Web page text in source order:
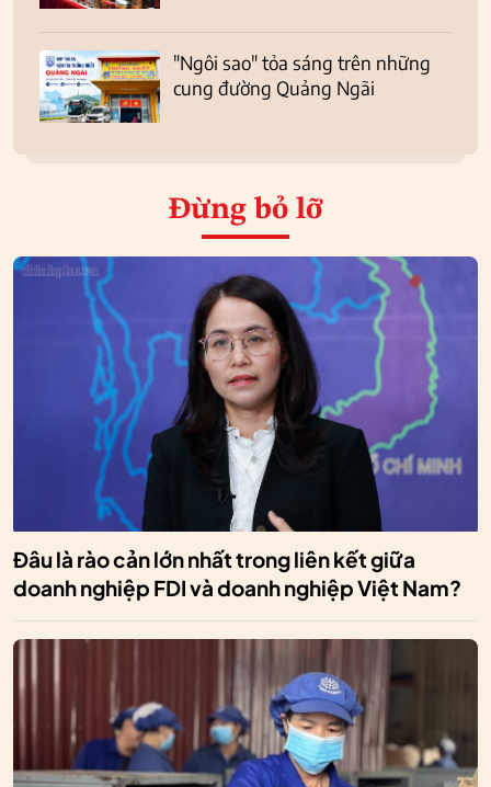
"Ngôi sao" tỏa sáng trên những
cung đường Quảng Ngãi
Đừng bỏ lỡ
Đâu là rào cản lớn nhất trong liên kết giữa
doanh nghiệp FDI và doanh nghiệp Việt Nam?